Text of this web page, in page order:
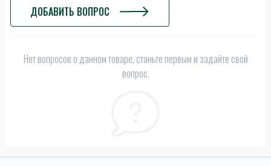
ДОБАВИТЬ ВОПРОС
Нет вопросов о данном товаре, станьте первым и задайте свой
вопрос.